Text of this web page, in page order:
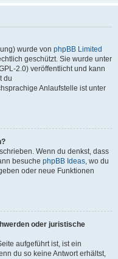
wurde von phpBB Limited
geschützt. Sie wurde unter
2.0) veröffentlicht und kann
du
Anlaufstelle ist unter
Wenn du denkst, dass
besuche phpBB Ideas, wo du
oder neue Funktionen
oder juristische
aufgeführt ist, ist ein
du so keine Antwort erhältst,